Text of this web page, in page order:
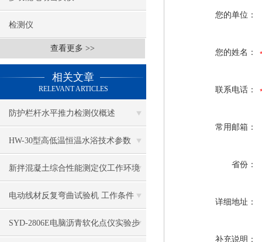
检测仪
查看更多 >>
相关文章
RELEVANT ARTICLES
防护栏杆水平推力检测仪概述
HW-30型高低温恒温水浴技术参数
新拌混凝土综合性能测定仪工作环境
电动线材反复弯曲试验机 工作条件
SYD-2806E电脑沥青软化点仪实验步
您的单位：
您的姓名：
联系电话：
常用邮箱：
省份：
详细地址：
补充说明：